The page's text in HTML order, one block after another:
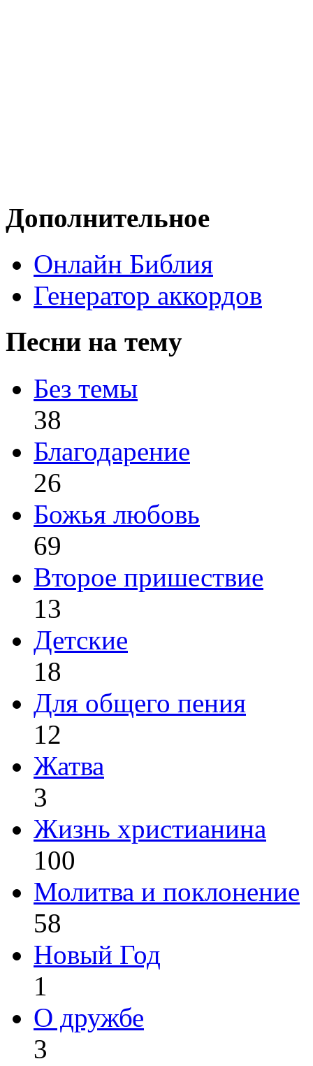
Дополнительное
Онлайн Библия
Генератор аккордов
Песни на тему
Без темы
38
Благодарение
26
Божья любовь
69
Второе пришествие
13
Детские
18
Для общего пения
12
Жатва
3
Жизнь христианина
100
Молитва и поклонение
58
Новый Год
1
О дружбе
3